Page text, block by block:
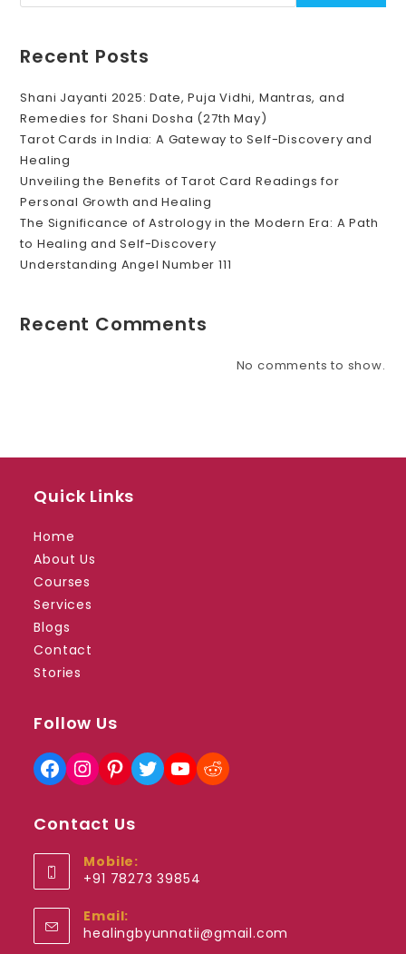
का
Recent Posts
Shani Jayanti 2025: Date, Puja Vidhi, Mantras, and
Remedies for Shani Dosha (27th May)
Tarot Cards in India: A Gateway to Self-Discovery and
Healing
Unveiling the Benefits of Tarot Card Readings for
Personal Growth and Healing
The Significance of Astrology in the Modern Era: A Path
to Healing and Self-Discovery
Understanding Angel Number 111
Recent Comments
No comments to show.
Quick Links
Home
About Us
Courses
Services
Blogs
Contact
Stories
Follow Us
FacebookInstagram
Pinterest
TwitterYouTube
Reddit
Contact Us
Mobile:
+91 78273 39854
in
your
Email:
healingbyunnatii@gmail.com